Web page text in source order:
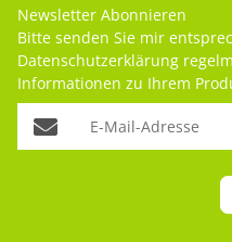
Newsletter Abonnieren
Bitte senden Sie mir
Datenschutzerklärung
Informationen zu Ihrem